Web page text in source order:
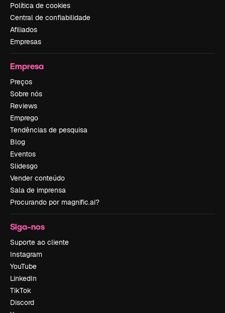
Política de cookies
Central de confiabilidade
Afiliados
Empresas
Empresa
Preços
Sobre nós
Reviews
Emprego
Tendências de pesquisa
Blog
Eventos
Slidesgo
Vender conteúdo
Sala de imprensa
Procurando por magnific.ai?
Siga-nos
Suporte ao cliente
Instagram
YouTube
LinkedIn
TikTok
Discord